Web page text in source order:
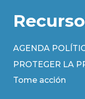
AGENDA
PROTEGER LA
Tome acción